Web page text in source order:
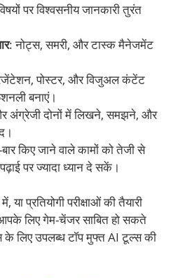
पर विश्वसनीय जानकारी तुरंत
: नोट्स, समरी, और टास्क मैनेजमेंट
पोस्टर, और विजुअल कंटेंट
बनाएं।
अंग्रेजी दोनों में लिखने, समझने, और
बार किए जाने वाले कामों को तेजी से
पर ज्यादा ध्यान दे सकें।
प्रतियोगी परीक्षाओं की तैयारी
लिए गेम-चेंजर साबित हो सकते
लिए उपलब्ध टॉप मुफ्त AI टूल्स की